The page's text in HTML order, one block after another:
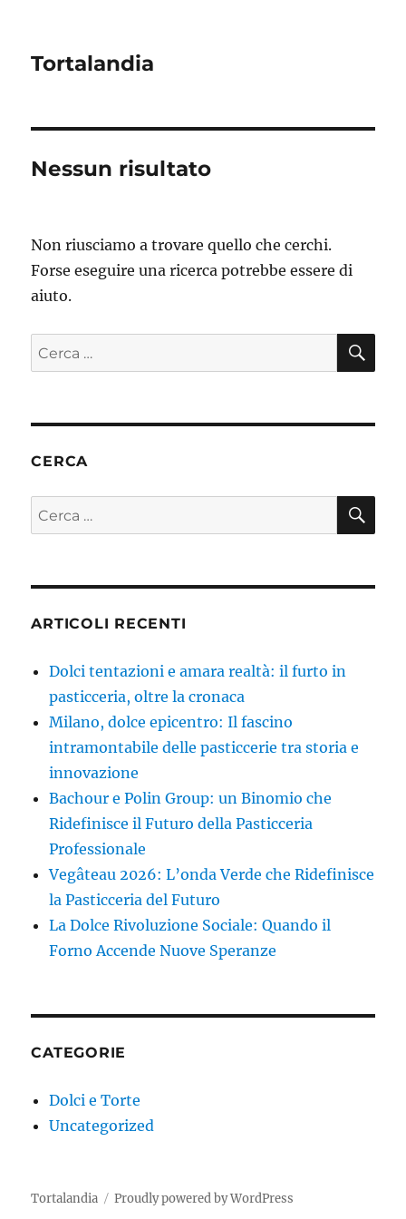
Tortalandia
Nessun risultato
Non riusciamo a trovare quello che cerchi.
Forse eseguire una ricerca potrebbe essere di
aiuto.
Cerca:
CERCA
Cerca:
ARTICOLI RECENTI
Dolci tentazioni e amara realtà: il furto in
pasticceria, oltre la cronaca
Milano, dolce epicentro: Il fascino
intramontabile delle pasticcerie tra storia e
innovazione
Bachour e Polin Group: un Binomio che
Ridefinisce il Futuro della Pasticceria
Professionale
Vegâteau 2026: L’onda Verde che Ridefinisce
la Pasticceria del Futuro
La Dolce Rivoluzione Sociale: Quando il
Forno Accende Nuove Speranze
CATEGORIE
Dolci e Torte
Uncategorized
Tortalandia Proudly powered by WordPress